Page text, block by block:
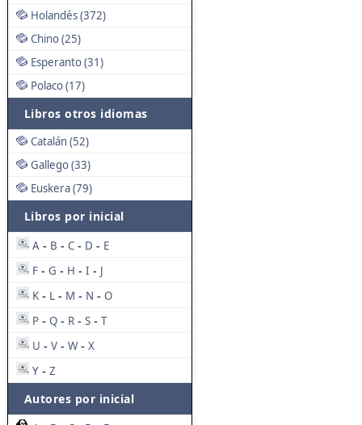
Holandés (372)
Chino (25)
Esperanto (31)
Polaco (17)
Libros otros idiomas
Catalán (52)
Gallego (33)
Euskera (79)
Libros por inicial
A - B - C - D - E
F - G - H - I - J
K - L - M - N - O
P - Q - R - S - T
U - V - W - X
Y - Z
Autores por inicial